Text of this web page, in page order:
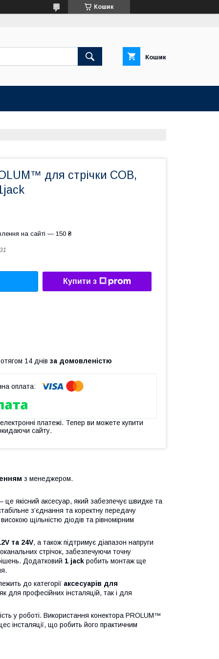
Кошик
Кошик
для стрічки COB,
на сайті — 150 ₴
Купити з
14 днів за домовленістю
платежі. Тепер ви можете купити
сайту.
з менеджером.
це якісний аксесуар, який забезпечує швидке та
з’єднання та коректну передачу
щільністю діодів та рівномірним
та 24V, а також підтримує діапазон напруги
стрічок, забезпечуючи точну
Додатковий 1 jack робить монтаж ще
до категорії аксесуарів для
для професійних інсталяцій, так і для
у роботі. Використання конектора PROLUM™
інсталяції, що робить його практичним